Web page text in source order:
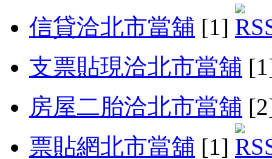
信貸洽北市當舖 [1]
支票貼現洽北市當舖
房屋二胎洽北市當舖
票貼網北市當舖 [1]